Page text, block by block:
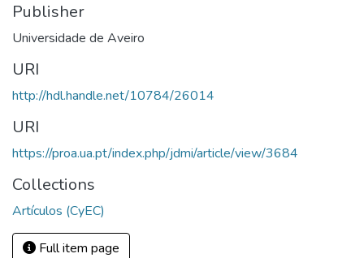
Publisher
Universidade de Aveiro
URI
http://hdl.handle.net/10784/26014
URI
https://proa.ua.pt/index.php/jdmi/article/view/3684
Collections
Artículos (CyEC)
Full item page